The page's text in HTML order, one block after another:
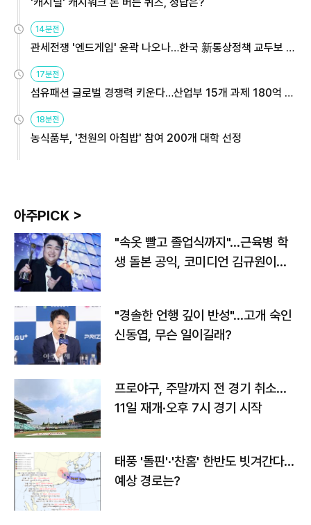
14분전
관세전쟁 '엔드게임' 윤곽 나오나…한국 新통상정책 교두보 활
용해야
17분전
섬유패션 글로벌 경쟁력 키운다…산업부 15개 과제 180억 지
원
18분전
농식품부, '천원의 아침밥' 참여 200개 대학 선정
아주PICK >
"속옷 빨고 졸업식까지"…근육병 학
생 돌본 공익, 코미디언 김규원이었
"경솔한 언행 깊이 반성"…고개 숙인
신동엽, 무슨 일이길래?
프로야구, 주말까지 전 경기 취소…
11일 재개·오후 7시 경기 시작
태풍 '돌핀'·'찬홈' 한반도 빗겨간다…
예상 경로는?